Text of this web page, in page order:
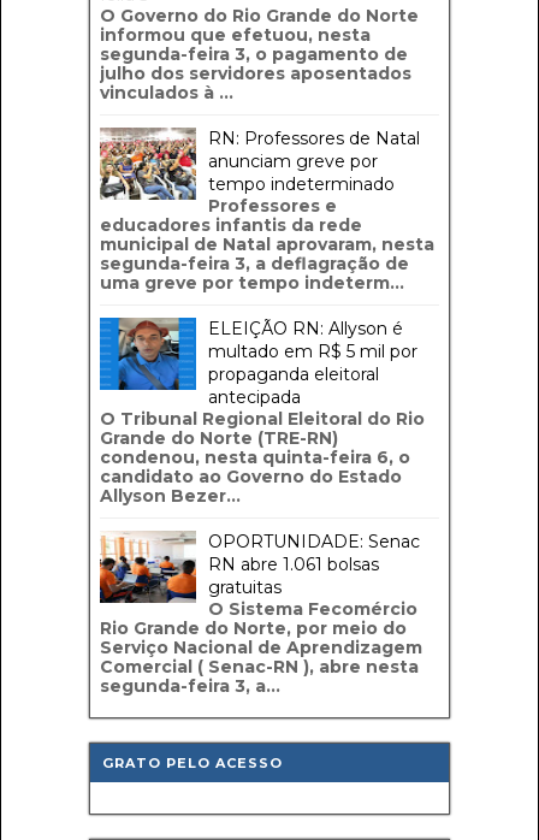
O Governo do Rio Grande do Norte
informou que efetuou, nesta
segunda-feira 3, o pagamento de
julho dos servidores aposentados
vinculados à ...
RN: Professores de Natal
anunciam greve por
tempo indeterminado
Professores e
educadores infantis da rede
municipal de Natal aprovaram, nesta
segunda-feira 3, a deflagração de
uma greve por tempo indeterm...
ELEIÇÃO RN: Allyson é
multado em R$ 5 mil por
propaganda eleitoral
antecipada
O Tribunal Regional Eleitoral do Rio
Grande do Norte (TRE-RN)
condenou, nesta quinta-feira 6, o
candidato ao Governo do Estado
Allyson Bezer...
OPORTUNIDADE: Senac
RN abre 1.061 bolsas
gratuitas
O Sistema Fecomércio
Rio Grande do Norte, por meio do
Serviço Nacional de Aprendizagem
Comercial ( Senac-RN ), abre nesta
segunda-feira 3, a...
GRATO PELO ACESSO